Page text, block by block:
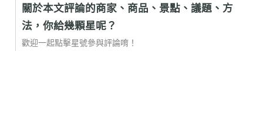
關於本文評論的商家、商品、景點、議題、方
法，你給幾顆星呢？
歡迎一起點擊星號參與評論唷！